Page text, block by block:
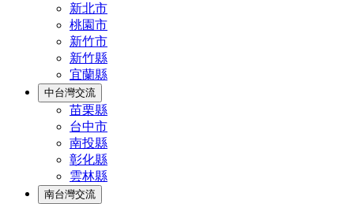
新北市
桃園市
新竹市
新竹縣
宜蘭縣
中台灣交流
苗栗縣
台中市
南投縣
彰化縣
雲林縣
南台灣交流